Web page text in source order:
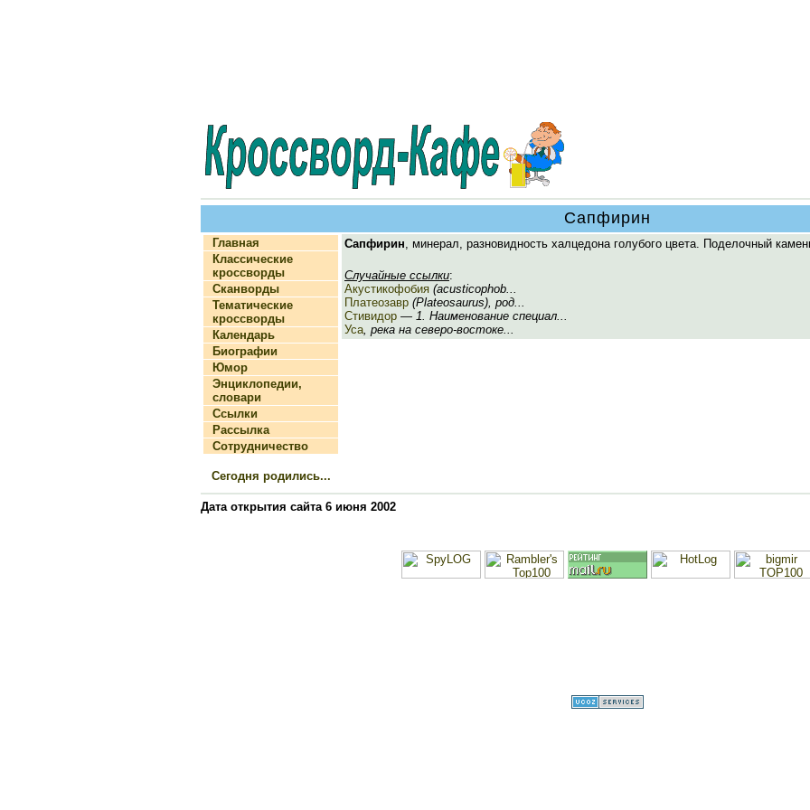
Сапфирин
Главная
Классические
кроссворды
Сканворды
Тематические
кроссворды
Календарь
Биографии
Юмор
Энциклопедии,
словари
Ссылки
Рассылка
Сотрудничество
Сегодня родились...
Сапфирин, минерал, разновидность халцедона голубого цвета. Поделочный
Случайные ссылки:
Акустикофобия (acusticophob...
Платеозавр (Plateosaurus), род...
Стивидор — 1. Наименование специал...
Уса, река на северо-востоке...
Дата открытия сайта 6 июня 2002